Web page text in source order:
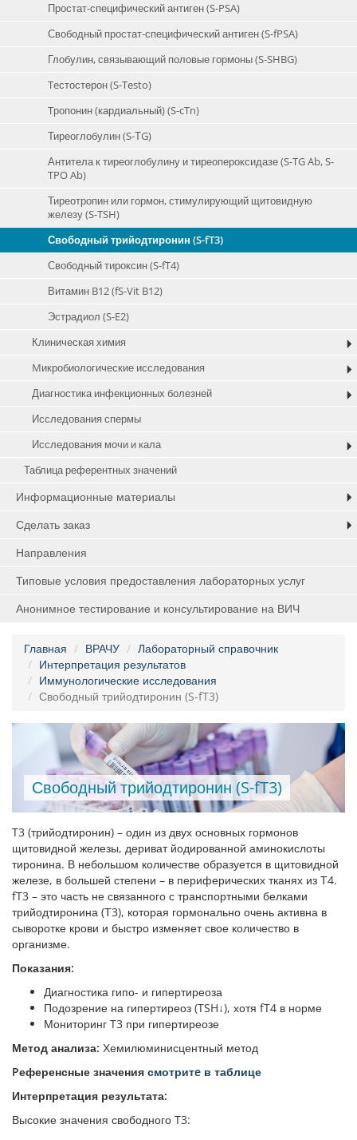
Простат-специфический антиген (S-PSA)
Свободный простат-специфический антиген (S-fPSA)
Глобулин, связывающий половые гормоны (S-SHBG)
Teстостерон (S-Testo)
Tропонин (кардиальный) (S-cTn)
Тиреоглобулин (S-ТG)
Антитела к тиреоглобулину и тиреопероксидазе (S-TG Ab, S-
TPO Ab)
Тиреотропин или гормон, стимулирующий щитовидную
железу (S-TSH)
Свободный трийодтиронин (S-fT3)
Свободный тироксин (S-fT4)
Витамин B12 (fS-Vit B12)
Эстрадиол (S-E2)
Клиническая химия
Mикробиологические исследования
Диагностика инфекционных болезней
Исследования спермы
Исследования мочи и кала
Таблица референтных значений
Информационные материалы
Сделать заказ
Направления
Типовые условия предоставления лабораторных услуг
Анонимное тестирование и консультирование на ВИЧ
Главная ВРАЧУ
Лабораторный справочник
Интерпретация результатов
Иммунологические исследования
Свободный трийодтиронин (S-fT3)
Свободный трийодтиронин (S-fT3)
T3 (трийодтиронин) – один из двух основных гормонов
щитовидной железы, дериват йодированной аминокислоты
тиронина. В небольшом количестве образуется в щитовидной
железе, в большей степени – в периферических тканях из Т4.
fT3 – это часть не связанного с транспортными белками
трийодтиронина (Т3), которая гормонально очень активна в
сыворотке крови и быстро изменяет свое количество в
организме.
Показания:
Диагностика гипо- и гипертиреоза
Подозрение на гипертиреоз (TSH↓), хотя fT4 в норме
Мониторинг T3 при гипертиреозе
Метод анализа: Хемилюминисцентный метод
Pеференсные значения смотритe в таблице
Интерпретация результата:
Высокие значения свободного T3: